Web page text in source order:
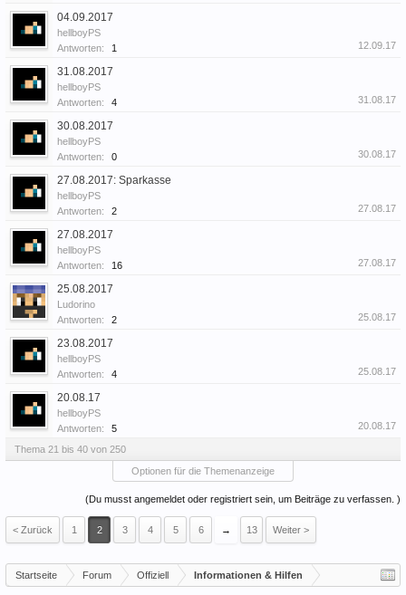
04.09.2017
hellboyPS
Antworten:
1 12.09.17
31.08.2017
hellboyPS
Antworten:
4 31.08.17
30.08.2017
hellboyPS
Antworten:
0 30.08.17
27.08.2017: Sparkasse
hellboyPS
Antworten:
2 27.08.17
27.08.2017
hellboyPS
Antworten:
16 27.08.17
25.08.2017
Ludorino
Antworten:
2 25.08.17
23.08.2017
hellboyPS
Antworten:
4 25.08.17
20.08.17
hellboyPS
Antworten:
5 20.08.17
Thema 21 bis 40 von 250
Optionen für die Themenanzeige
(Du musst angemeldet oder registriert sein, um Beiträge zu verfassen. )
< Zurück 1 2 3 4 5 6 → 13 Weiter >
Startseite Forum Offiziell Informationen & Hilfen